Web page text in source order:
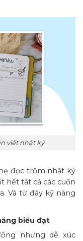
viết nhật ký
đọc trộm nhật ký
hết tất cả các cuốn
Và từ đây kỹ năng
biểu đạt
nhưng dễ xúc